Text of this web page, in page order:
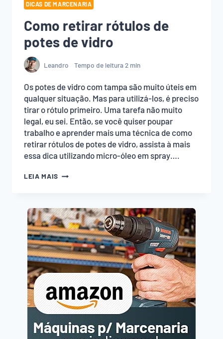
DICAS DE MARCENARIA
Como retirar rótulos de
potes de vidro
Leandro Tempo de leitura2 min
Os potes de vidro com tampa são muito úteis em
qualquer situação. Mas para utilizá-los, é preciso
tirar o rótulo primeiro. Uma tarefa não muito
legal, eu sei. Então, se você quiser poupar
trabalho e aprender mais uma técnica de como
retirar rótulos de potes de vidro, assista à mais
essa dica utilizando micro-óleo em spray….
LEIA MAIS COMO
POTES
DE
VIDRO